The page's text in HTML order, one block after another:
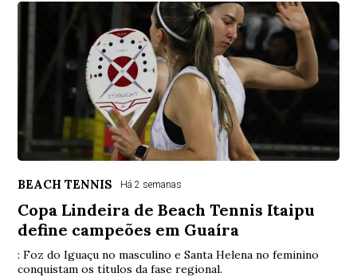
BEACH TENNIS Há 2 semanas
Copa Lindeira de Beach Tennis Itaipu
define campeões em Guaíra
: Foz do Iguaçu no masculino e Santa Helena no feminino
conquistam os títulos da fase regional.